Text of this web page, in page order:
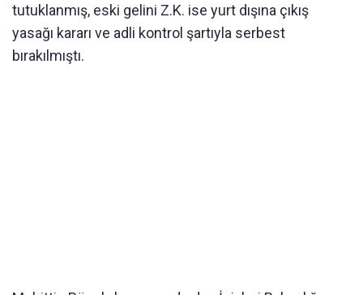
tutuklanmış, eski gelini Z.K. ise yurt dışına çıkış
yasağı kararı ve adli kontrol şartıyla serbest
bırakılmıştı.